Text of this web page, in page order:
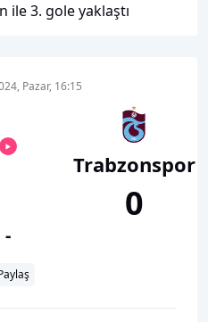
ile 3. gole yaklaştı
Pazar, 16:15
-
Trabzonspor
0